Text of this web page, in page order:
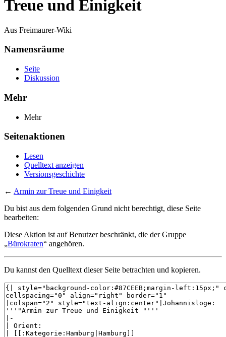
Treue und Einigkeit
Aus Freimaurer-Wiki
Namensräume
Seite
Diskussion
Mehr
Mehr
Seitenaktionen
Lesen
Quelltext anzeigen
Versionsgeschichte
← Armin zur Treue und Einigkeit
Du bist aus dem folgenden Grund nicht berechtigt, diese Seite
bearbeiten:
Diese Aktion ist auf Benutzer beschränkt, die der Gruppe
„Bürokraten“ angehören.
Du kannst den Quelltext dieser Seite betrachten und kopieren.